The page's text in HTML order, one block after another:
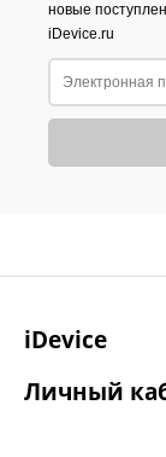
новые
iDevice.ru
iDevice
Личный